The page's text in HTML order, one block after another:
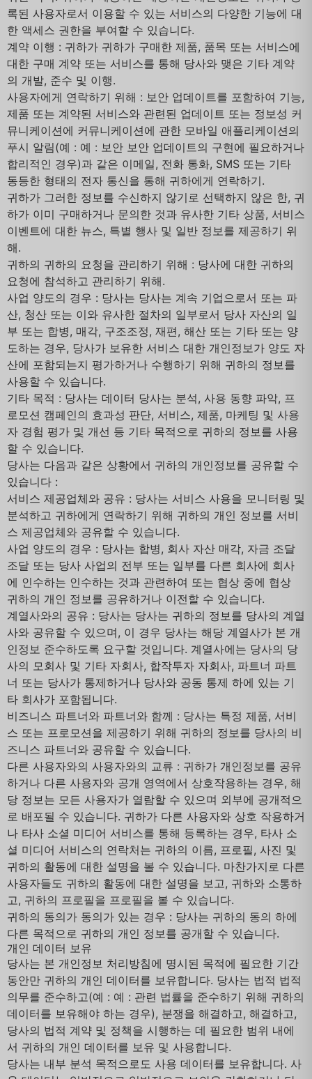
록된 사용자로서 이용할 수 있는 서비스의 다양한 기능에 대
한 액세스 권한을 부여할 수 있습니다.
계약 이행 : 귀하가 귀하가 구매한 제품, 품목 또는 서비스에
대한 구매 계약 또는 서비스를 통해 당사와 맺은 기타 계약
의 개발, 준수 및 이행.
사용자에게 연락하기 위해 : 보안 업데이트를 포함하여 기능,
제품 또는 계약된 서비스와 관련된 업데이트 또는 정보성 커
뮤니케이션에 커뮤니케이션에 관한 모바일 애플리케이션의
푸시 알림(예 : 예 : 보안 보안 업데이트의 구현에 필요하거나
합리적인 경우)과 같은 이메일, 전화 통화, SMS 또는 기타
동등한 형태의 전자 통신을 통해 귀하에게 연락하기.
귀하가 그러한 정보를 수신하지 않기로 선택하지 않은 한, 귀
하가 이미 구매하거나 문의한 것과 유사한 기타 상품, 서비스
이벤트에 대한 뉴스, 특별 행사 및 일반 정보를 제공하기 위
해.
귀하의 귀하의 요청을 관리하기 위해 : 당사에 대한 귀하의
요청에 참석하고 관리하기 위해.
사업 양도의 경우 : 당사는 당사는 계속 기업으로서 또는 파
산, 청산 또는 이와 유사한 절차의 일부로서 당사 자산의 일
부 또는 합병, 매각, 구조조정, 재편, 해산 또는 기타 또는 양
도하는 경우, 당사가 보유한 서비스 대한 개인정보가 양도 자
산에 포함되는지 평가하거나 수행하기 위해 귀하의 정보를
사용할 수 있습니다.
기타 목적 : 당사는 데이터 당사는 분석, 사용 동향 파악, 프
로모션 캠페인의 효과성 판단, 서비스, 제품, 마케팅 및 사용
자 경험 평가 및 개선 등 기타 목적으로 귀하의 정보를 사용
할 수 있습니다.
당사는 다음과 같은 상황에서 귀하의 개인정보를 공유할 수
있습니다 :
서비스 제공업체와 공유 : 당사는 서비스 사용을 모니터링 및
분석하고 귀하에게 연락하기 위해 귀하의 개인 정보를 서비
스 제공업체와 공유할 수 있습니다.
사업 양도의 경우 : 당사는 합병, 회사 자산 매각, 자금 조달
조달 또는 당사 사업의 전부 또는 일부를 다른 회사에 회사
에 인수하는 인수하는 것과 관련하여 또는 협상 중에 협상
귀하의 개인 정보를 공유하거나 이전할 수 있습니다.
계열사와의 공유 : 당사는 당사는 귀하의 정보를 당사의 계열
사와 공유할 수 있으며, 이 경우 당사는 해당 계열사가 본 개
인정보 준수하도록 요구할 것입니다. 계열사에는 당사의 당
사의 모회사 및 기타 자회사, 합작투자 자회사, 파트너 파트
너 또는 당사가 통제하거나 당사와 공동 통제 하에 있는 기
타 회사가 포함됩니다.
비즈니스 파트너와 파트너와 함께 : 당사는 특정 제품, 서비
스 또는 프로모션을 제공하기 위해 귀하의 정보를 당사의 비
즈니스 파트너와 공유할 수 있습니다.
다른 사용자와의 사용자와의 교류 : 귀하가 개인정보를 공유
하거나 다른 사용자와 공개 영역에서 상호작용하는 경우, 해
당 정보는 모든 사용자가 열람할 수 있으며 외부에 공개적으
로 배포될 수 있습니다. 귀하가 다른 사용자와 상호 작용하거
나 타사 소셜 미디어 서비스를 통해 등록하는 경우, 타사 소
셜 미디어 서비스의 연락처는 귀하의 이름, 프로필, 사진 및
귀하의 활동에 대한 설명을 볼 수 있습니다. 마찬가지로 다른
사용자들도 귀하의 활동에 대한 설명을 보고, 귀하와 소통하
고, 귀하의 프로필을 프로필을 볼 수 있습니다.
귀하의 동의가 동의가 있는 경우 : 당사는 귀하의 동의 하에
다른 목적으로 귀하의 개인 정보를 공개할 수 있습니다.
개인 데이터 보유
당사는 본 개인정보 처리방침에 명시된 목적에 필요한 기간
동안만 귀하의 개인 데이터를 보유합니다. 당사는 법적 법적
의무를 준수하고(예 : 예 : 관련 법률을 준수하기 위해 귀하의
데이터를 보유해야 하는 경우), 분쟁을 해결하고, 해결하고,
당사의 법적 계약 및 정책을 시행하는 데 필요한 범위 내에
서 귀하의 개인 데이터를 보유 및 사용합니다.
당사는 내부 분석 목적으로도 사용 데이터를 보유합니다. 사